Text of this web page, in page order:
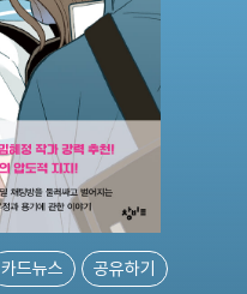
카드뉴스 공유하기